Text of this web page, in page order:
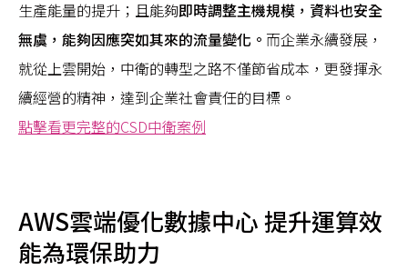
生產能量的提升；且能夠即時調整主機規模，資料也安全
無虞，能夠因應突如其來的流量變化。 而企業永續發展，
就從上雲開始，中衛的轉型之路不僅節省成本，更發揮永
續經營的精神，達到企業社會責任的目標。
點擊看更完整的CSD中衛案例
AWS雲端優化數據中心 提升運算效
能為環保助力